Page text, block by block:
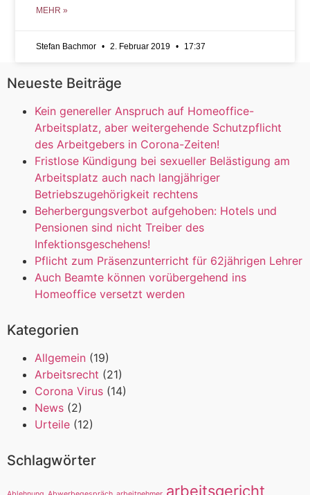
Neueste Beiträge
Kein genereller Anspruch auf Homeoffice-
Arbeitsplatz, aber weitergehende Schutzpflicht
des Arbeitgebers in Corona-Zeiten!
Fristlose Kündigung bei sexueller Belästigung am
Arbeitsplatz auch nach langjähriger
Betriebszugehörigkeit rechtens
Beherbergungsverbot aufgehoben: Hotels und
Pensionen sind nicht Treiber des
Infektionsgeschehens!
Pflicht zum Präsenzunterricht für 62jährigen Lehrer
Auch Beamte können vorübergehend ins
Homeoffice versetzt werden
Kategorien
Allgemein (19)
Arbeitsrecht (21)
Corona Virus (14)
News (2)
Urteile (12)
Schlagwörter
arbeitsgericht
MEHR »
Stefan Bachmor 2. Februar 2019 17:37